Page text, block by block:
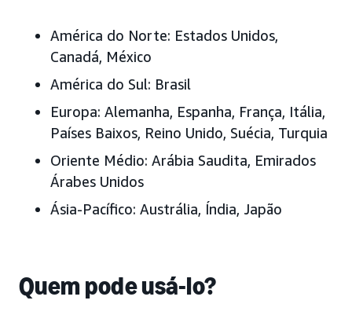
América do Norte: Estados Unidos,
Canadá, México
América do Sul: Brasil
Europa: Alemanha, Espanha, França, Itália,
Países Baixos, Reino Unido, Suécia, Turquia
Oriente Médio: Arábia Saudita, Emirados
Árabes Unidos
Ásia-Pacífico: Austrália, Índia, Japão
Quem pode usá-lo?